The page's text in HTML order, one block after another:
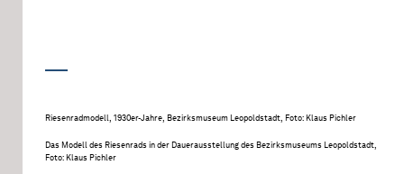
Riesenradmodell, 1930er-Jahre, Bezirksmuseum Leopoldstadt, Foto: Klaus Pichler
Das Modell des Riesenrads in der Dauerausstellung des Bezirksmuseums Leopoldstadt,
Foto: Klaus Pichler